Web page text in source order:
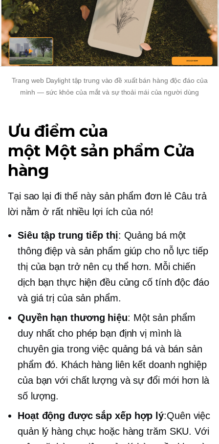
Trang web Daylight tập trung vào đề xuất bán hàng độc đáo của
mình — sức khỏe của mắt và sự thoải mái của người dùng
Ưu điểm của
một Một sản phẩm Cửa
hàng
Tại sao lại đi thế này sản phẩm đơn lẻ Câu trả
lời nằm ở rất nhiều lợi ích của nó!
Siêu tập trung tiếp thị: Quảng bá một
thông điệp và sản phẩm giúp cho nỗ lực tiếp
thị của bạn trở nên cụ thể hơn. Mỗi chiến
dịch bạn thực hiện đều củng cố tính độc đáo
và giá trị của sản phẩm.
Quyền hạn thương hiệu: Một sản phẩm
duy nhất cho phép bạn định vị mình là
chuyên gia trong việc quảng bá và bán sản
phẩm đó. Khách hàng liên kết doanh nghiệp
của bạn với chất lượng và sự đổi mới hơn là
số lượng.
Hoạt động được sắp xếp hợp lý:Quên việc
quản lý hàng chục hoặc hàng trăm SKU. Với